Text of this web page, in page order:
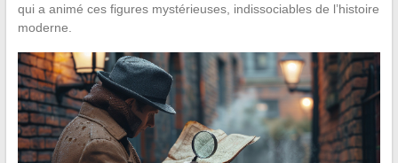
qui a animé ces figures mystérieuses, indissociables de l’histoire
moderne.